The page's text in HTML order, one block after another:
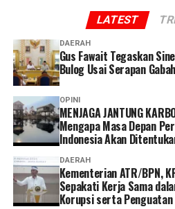
pencegahan korupsi melalui
meningkatkan sinergi dalam
dan tata ruang; mendorong
paket kerja sama sesuai potensi
memperkuat koordinasi antara
ATR/BPN, dan KPK; serta
kerja sama melalui program
secara transparan dan juga
IPPAT (Ikatan PPAT) agar lebih
proporsional,” tutur Wamen
Ujian PPAT tahun 2026 akan
yang berbeda-beda tergantung
Di BPSDM Kementerian ATR/
berlangsung pada 3-5 Agustus
peserta. Kemudian, di
Jakarta, ujian akan diikuti oleh
Agustus 2026, sedangkan di
D.I. Yogyakarta diikuti 3.007
2026.
LATEST
DAERAH
Gus Fawait Tegaskan
Bulog Usai Serapan
OPINI
MENJAGA JANTUNG
Mengapa Masa Depan
Indonesia Akan
DAERAH
Kementerian ATR/BPN,
Sepakati Kerja Sama
Korupsi serta Penguatan